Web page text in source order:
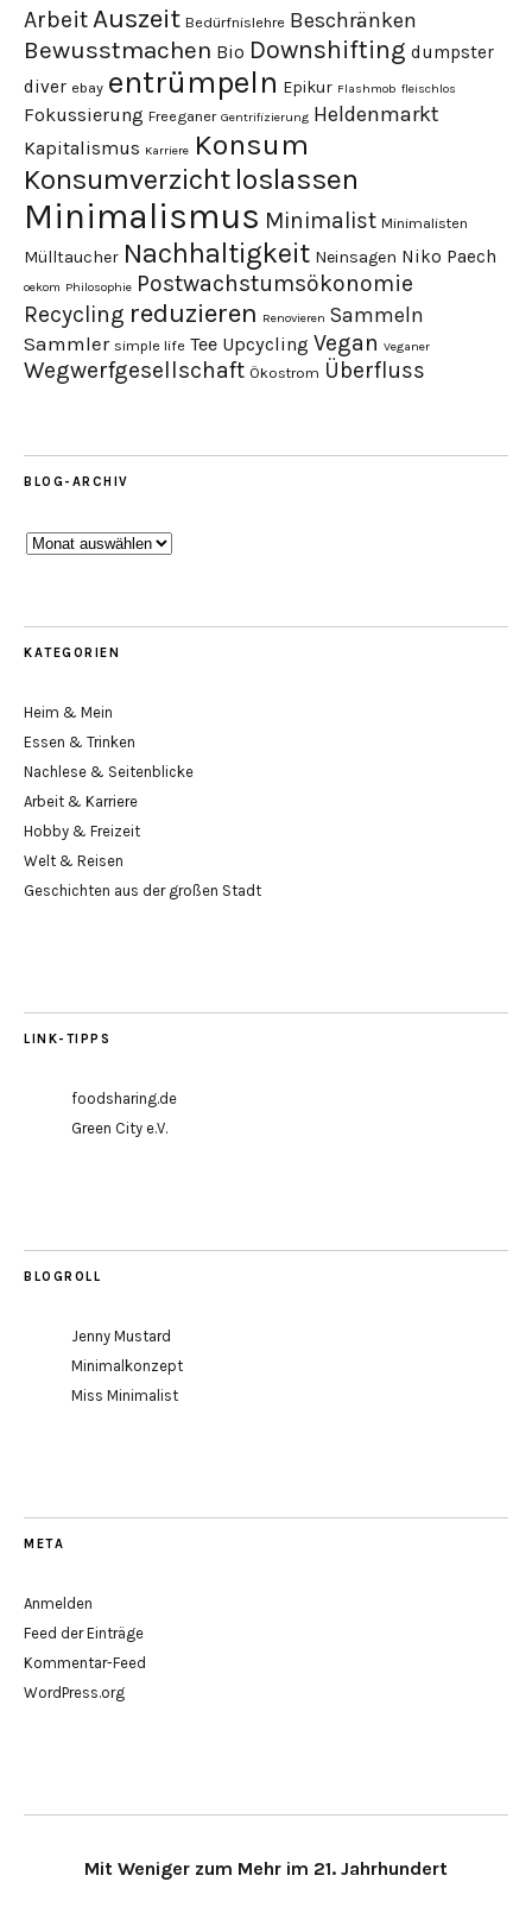
ArbeitAuszeit Bedürfnislehre Beschränken
Bewusstmachen Bio Downshifting dumpster
diver ebay entrümpeln Epikur Flashmob fleischlos
Fokussierung Freeganer Gentrifizierung Heldenmarkt
Kapitalismus Karriere Konsum
Konsumverzicht loslassen
Minimalismus Minimalist Minimalisten
Mülltaucher Nachhaltigkeit Neinsagen Niko Paech
oekom Philosophie Postwachstumsökonomie
Recycling reduzieren Renovieren Sammeln
Sammler simple life Tee Upcycling Vegan Veganer
Wegwerfgesellschaft Ökostrom Überfluss
BLOG-ARCHIV
Blog-
KATEGORIEN
Heim & Mein
Essen & Trinken
Nachlese & Seitenblicke
Arbeit & Karriere
Hobby & Freizeit
Welt & Reisen
Geschichten aus der großen Stadt
LINK-TIPPS
foodsharing.de
Green City e.V.
BLOGROLL
Jenny Mustard
Minimalkonzept
Miss Minimalist
META
Anmelden
Feed der Einträge
Kommentar-Feed
WordPress.org
Mit Weniger zum Mehr im 21. Jahrhundert